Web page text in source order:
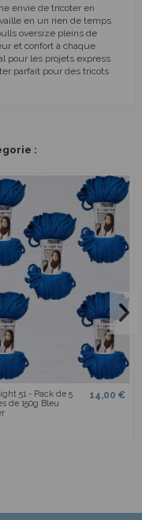
envie de tricoter en
en un rien de temps
oversize pleins de
et confort à chaque
pour les projets express
parfait pour des tricots
:
51 - Pack de 5
de 150g Bleu
14,00 €